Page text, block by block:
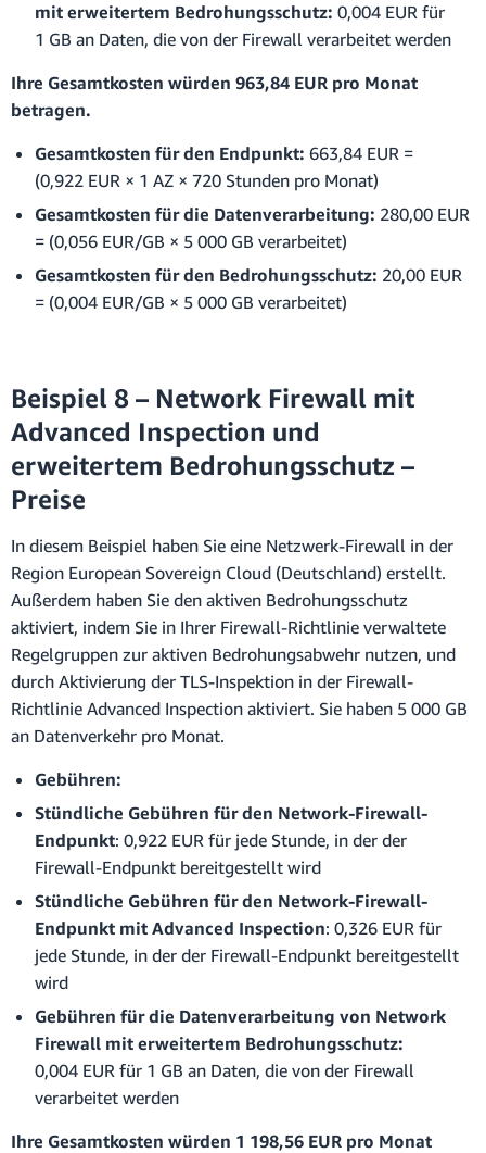
mit erweitertem Bedrohungsschutz: 0,004 EUR für
1 GB an Daten, die von der Firewall verarbeitet werden
Ihre Gesamtkosten würden 963,84 EUR pro Monat
betragen.
Gesamtkosten für den Endpunkt: 663,84 EUR =
(0,922 EUR × 1 AZ × 720 Stunden pro Monat)
Gesamtkosten für die Datenverarbeitung: 280,00 EUR
= (0,056 EUR/GB × 5 000 GB verarbeitet)
Gesamtkosten für den Bedrohungsschutz: 20,00 EUR
= (0,004 EUR/GB × 5 000 GB verarbeitet)
Beispiel 8 – Network Firewall mit
Advanced Inspection und
erweitertem Bedrohungsschutz –
Preise
In diesem Beispiel haben Sie eine Netzwerk-Firewall in der
Region European Sovereign Cloud (Deutschland) erstellt.
Außerdem haben Sie den aktiven Bedrohungsschutz
aktiviert, indem Sie in Ihrer Firewall-Richtlinie verwaltete
Regelgruppen zur aktiven Bedrohungsabwehr nutzen, und
durch Aktivierung der TLS-Inspektion in der Firewall-
Richtlinie Advanced Inspection aktiviert. Sie haben 5 000 GB
an Datenverkehr pro Monat.
Gebühren:
Stündliche Gebühren für den Network-Firewall-
Endpunkt: 0,922 EUR für jede Stunde, in der der
Firewall-Endpunkt bereitgestellt wird
Stündliche Gebühren für den Network-Firewall-
Endpunkt mit Advanced Inspection: 0,326 EUR für
jede Stunde, in der der Firewall-Endpunkt bereitgestellt
wird
Gebühren für die Datenverarbeitung von Network
Firewall mit erweitertem Bedrohungsschutz:
0,004 EUR für 1 GB an Daten, die von der Firewall
verarbeitet werden
Ihre Gesamtkosten würden 1 198,56 EUR pro Monat